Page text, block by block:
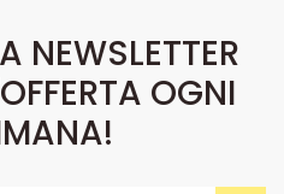
NEWSLETTER
OGNI